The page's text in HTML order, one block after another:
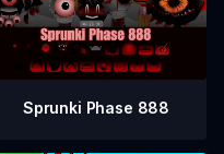
Sprunki Phase 888